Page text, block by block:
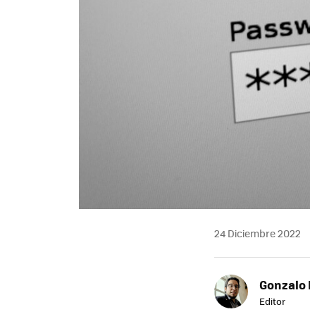
24 Diciembre 2022
Editor